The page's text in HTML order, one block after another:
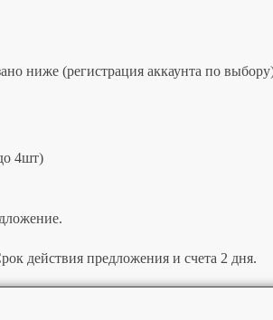
ниже (регистрация аккаунта по
4шт)
действия предложения и счета 2 дня.